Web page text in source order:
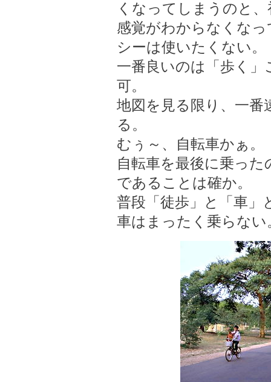
くなってしまうのと
感覚がわからなくな
シーは使いたくない。
一番良いのは「歩く
可。
地図を見る限り、一番
る。
むぅ～、自転車かぁ。
自転車を最後に乗っ
であることは確か。
普段「徒歩」と「車」
車はまったく乗らない